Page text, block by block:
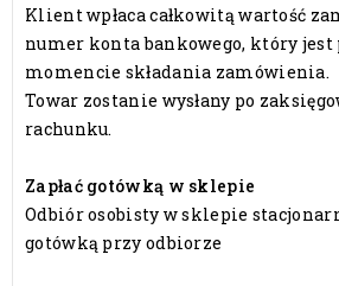
Klient wpłaca całkowitą wartość
numer konta bankowego, który jest
momencie składania zamówienia.
Towar zostanie wysłany po
rachunku.
Zapłać gotówką w sklepie
Odbiór osobisty w sklepie
gotówką przy odbiorze